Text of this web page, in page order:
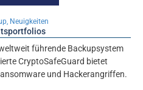
Neuigkeiten
führende Backupsystem
CryptoSafeGuard bietet
und Hackerangriffen.